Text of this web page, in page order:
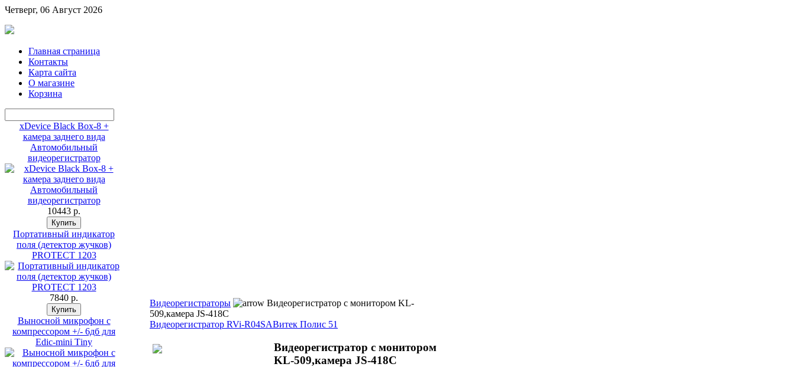
Четверг, 06 Август 2026
Главная страница
Контакты
Карта сайта
О магазине
Корзина
xDevice Black Box-8 +
камера заднего вида
Автомобильный
видеорегистратор
10443 p.
Портативный индикатор
поля (детектор жучков)
PROTECT 1203
7840 p.
Выносной микрофон с
компрессором +/- 6дб для
Edic-mini Тiny
Видеорегистраторы
Видеорегистратор с монитором KL-
509,камера JS-418C
Видеорегистратор RVi-R04SAВитек Полис 51
Видеорегистратор с монитором
KL-509,камера JS-418C